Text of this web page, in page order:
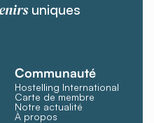
uniques
Communauté
Hostelling International
Carte de membre
Notre actualité
À propos